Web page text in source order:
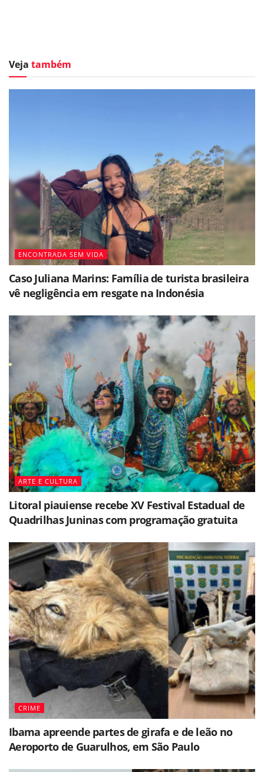
Veja também
ENCONTRADA SEM VIDA
Caso Juliana Marins: Família de turista brasileira
vê negligência em resgate na Indonésia
ARTE E CULTURA
Litoral piauiense recebe XV Festival Estadual de
Quadrilhas Juninas com programação gratuita
CRIME
Ibama apreende partes de girafa e de leão no
Aeroporto de Guarulhos, em São Paulo